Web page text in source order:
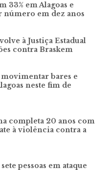
33% em Alagoas e
número em dez anos
à Justiça Estadual
contra Braskem
movimentar bares e
neste fim de
completa 20 anos com
à violência contra a
pessoas em ataque